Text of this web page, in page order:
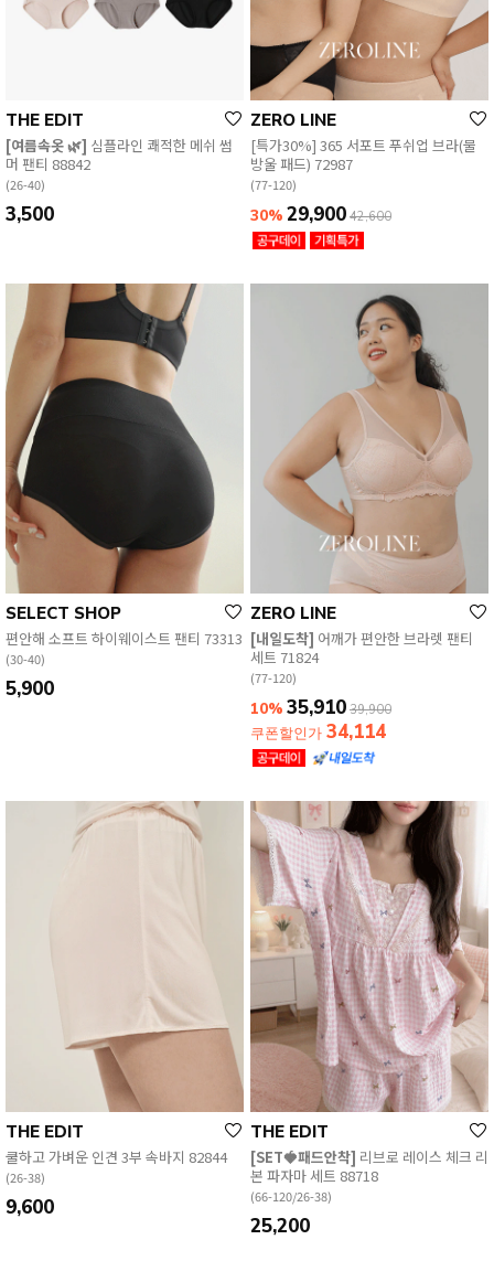
THE EDIT
[여름속옷 🌿] 심플라인 쾌적한 메쉬 썸
머 팬티 88842
(26-40)
3,500
ZERO LINE
[특가30%] 365 서포트 푸쉬업 브라(물
방울 패드) 72987
(77-120)
30% 29,900 42,600
SELECT SHOP
편안해 소프트 하이웨이스트 팬티 73313
(30-40)
5,900
ZERO LINE
[내일도착] 어깨가 편안한 브라렛 팬티
세트 71824
(77-120)
10% 35,910 39,900
쿠폰할인가 34,114
THE EDIT
쿨하고 가벼운 인견 3부 속바지 82844
(26-38)
9,600
THE EDIT
[SET🍓‍패드안착] 리브로 레이스 체크 리
본 파자마 세트 88718
(66-120/26-38)
25,200